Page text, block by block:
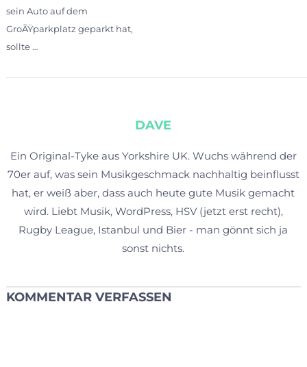
sein Auto auf dem
GroÃŸparkplatz geparkt hat,
sollte …
DAVE
Ein Original-Tyke aus Yorkshire UK. Wuchs während der
70er auf, was sein Musikgeschmack nachhaltig beinflusst
hat, er weiß aber, dass auch heute gute Musik gemacht
wird. Liebt Musik, WordPress, HSV (jetzt erst recht),
Rugby League, Istanbul und Bier - man gönnt sich ja
sonst nichts.
KOMMENTAR VERFASSEN